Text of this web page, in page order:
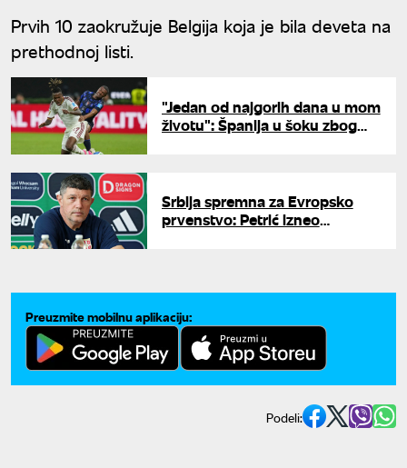
Prvih 10 zaokružuje Belgija koja je bila deveta na
prethodnoj listi.
"Jedan od najgorih dana u mom
životu": Španija u šoku zbog
Srbija spremna za Evropsko
prvenstvo: Petrić izneo
Preuzmite mobilnu aplikaciju:
Podeli: